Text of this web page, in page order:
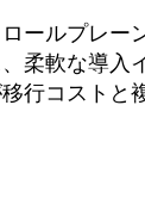
ールプレー
柔軟な導入
行コストと